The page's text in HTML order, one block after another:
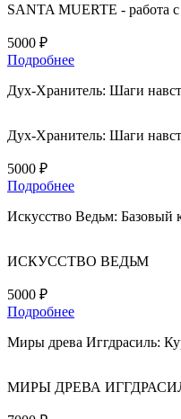
SANTA MUERTE - работа
5000 ₽
Подробнее
Дух-Хранитель: Шаги
Дух-Хранитель: Шаги
5000 ₽
Подробнее
Искусство Ведьм: Базовый
ИСКУССТВО ВЕДЬМ
5000 ₽
Подробнее
Миры древа Иггдрасиль:
МИРЫ ДРЕВА